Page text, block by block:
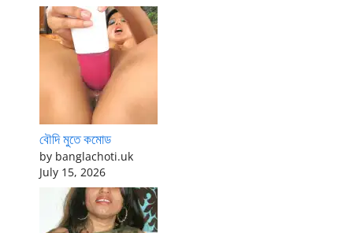
বৌদি মুতে কমোড
by banglachoti.uk
July 15, 2026